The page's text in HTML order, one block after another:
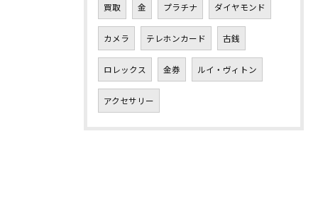
買取 金 プラチナ ダイヤモンド
カメラ テレホンカード 古銭
ロレックス 金券 ルイ・ヴィトン
アクセサリー